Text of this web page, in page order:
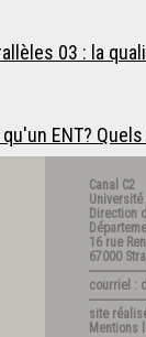
03 : la
ENT?
Canal C2
Direction
16 rue
67000
courriel :
site
Mentions